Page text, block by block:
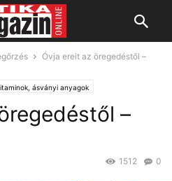
Óvja ereit az öregedéstől –
ásványi anyagok
–
0
1512